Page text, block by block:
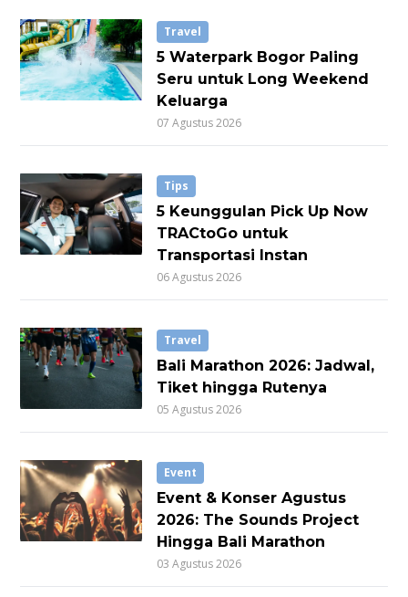
Travel
5 Waterpark Bogor Paling
Seru untuk Long Weekend
Keluarga
07 Agustus 2026
Tips
5 Keunggulan Pick Up Now
TRACtoGo untuk
Transportasi Instan
06 Agustus 2026
Travel
Bali Marathon 2026: Jadwal,
Tiket hingga Rutenya
05 Agustus 2026
Event
Event & Konser Agustus
2026: The Sounds Project
Hingga Bali Marathon
03 Agustus 2026